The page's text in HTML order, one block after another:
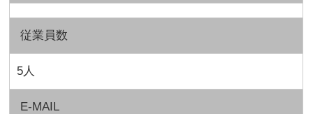
従業員数
5人
E-MAIL